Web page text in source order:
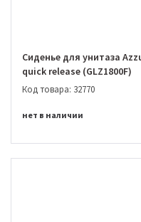
Сиденье для унитаза
quick release (GLZ1800F)
Код товара: 32770
нет в наличии